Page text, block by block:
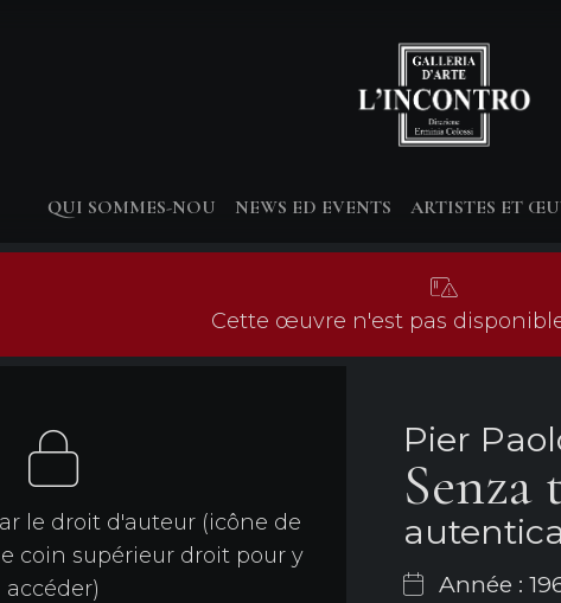
QUI SOMMES-NOU NEWS ED EVENTS ARTISTES ET
Cette œuvre n'est pas
le droit d'auteur (icône de
coin supérieur droit pour y
accéder)
Pier
Année :